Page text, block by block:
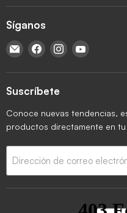
Síganos
Encuéntrenos en Correo
Encuéntrenos en
Encuéntrenos
Suscríbete
Conoce nuevas tendencias,
productos directamente en
Dirección de correo